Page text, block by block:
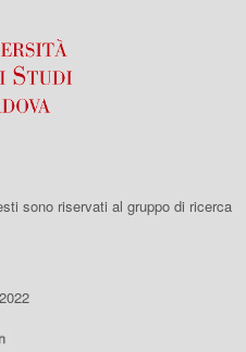
sono riservati al gruppo di ricerca